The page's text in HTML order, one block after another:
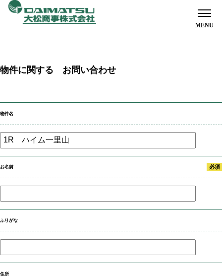
物件に関する お問い合わせ
物件名
お名前 必須
ふりがな
住所
入居者様へ